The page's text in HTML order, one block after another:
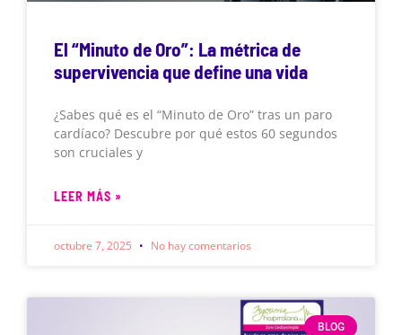
El “Minuto de Oro”: La métrica de
supervivencia que define una vida
¿Sabes qué es el “Minuto de Oro” tras un paro
cardíaco? Descubre por qué estos 60 segundos
son cruciales y
LEER MÁS »
octubre 7, 2025 No hay comentarios
BLOG